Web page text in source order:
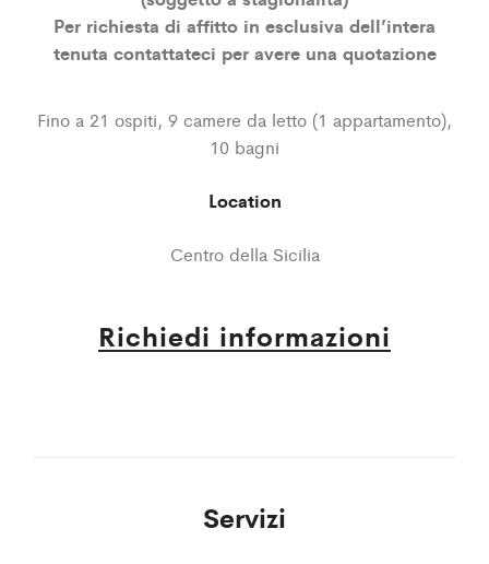
Per richiesta di affitto in esclusiva dell’intera
tenuta contattateci per avere una quotazione
Fino a 21 ospiti, 9 camere da letto (1 appartamento),
10 bagni
Location
Centro della Sicilia
Richiedi informazioni
Servizi